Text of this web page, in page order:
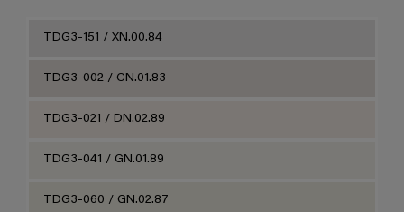
TDG3-151 / XN.00.84
TDG3-002 / CN.01.83
TDG3-021 / DN.02.89
TDG3-041 / GN.01.89
TDG3-060 / GN.02.87